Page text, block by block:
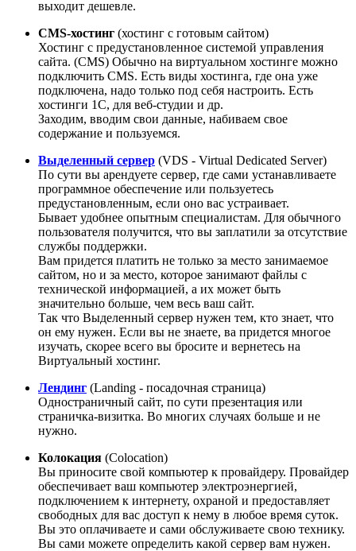
выходит дешевле.
CMS-хостинг (хостинг с готовым сайтом)
Хостинг с предустановленное системой управления
сайта. (CMS) Обычно на виртуальном хостинге можно
подключить CMS. Есть виды хостинга, где она уже
подключена, надо только под себя настроить. Есть
хостинги 1С, для веб-студии и др.
Заходим, вводим свои данные, набиваем свое
содержание и пользуемся.
Выделенный сервер (VDS - Virtual Dedicated Server)
По сути вы арендуете сервер, где сами устанавливаете
программное обеспечение или пользуетесь
предустановленным, если оно вас устраивает.
Бывает удобнее опытным специалистам. Для обычного
пользователя получится, что вы заплатили за отсутствие
службы поддержки.
Вам придется платить не только за место занимаемое
сайтом, но и за место, которое занимают файлы с
технической информацией, а их может быть
значительно больше, чем весь ваш сайт.
Так что Выделенный сервер нужен тем, кто знает, что
он ему нужен. Если вы не знаете, ва придется многое
изучать, скорее всего вы бросите и вернетесь на
Виртуальный хостинг.
Лендинг (Landing - посадочная страница)
Одностраничный сайт, по сути презентация или
страничка-визитка. Во многих случаях больше и не
нужно.
Колокация (Colocation)
Вы приносите свой компьютер к провайдеру. Провайдер
обеспечивает ваш компьютер электроэнергией,
подключением к интернету, охраной и предоставляет
свободных для вас доступ к нему в любое время суток.
Вы это оплачиваете и сами обслуживаете свою технику.
Вы сами можете определить какой сервер вам нужен.